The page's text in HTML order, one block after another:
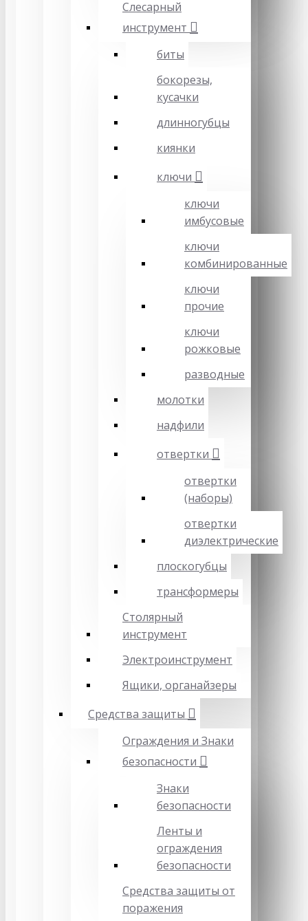
Слесарный
инструмент
биты
бокорезы,
кусачки
длинногубцы
киянки
ключи
ключи
имбусовые
ключи
комбинированные
ключи
прочие
ключи
рожковые
разводные
молотки
надфили
отвертки
отвертки
(наборы)
отвертки
диэлектрические
плоскогубцы
трансформеры
Столярный
инструмент
Электроинструмент
Ящики, органайзеры
Средства защиты
Ограждения и Знаки
безопасности
Знаки
безопасности
Ленты и
ограждения
безопасности
Средства защиты от
поражения